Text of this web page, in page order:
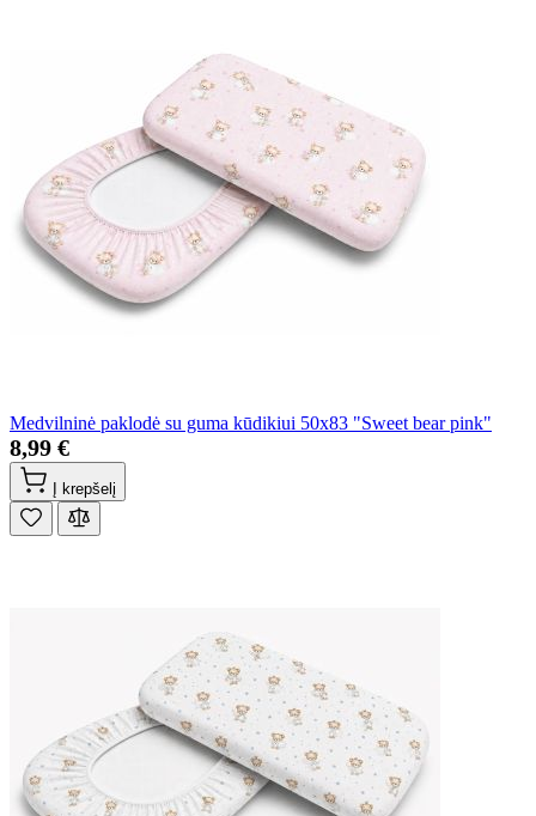
Medvilninė paklodė su guma kūdikiui 50x83 "Sweet bear pink"
8,99 €
Į krepšelį